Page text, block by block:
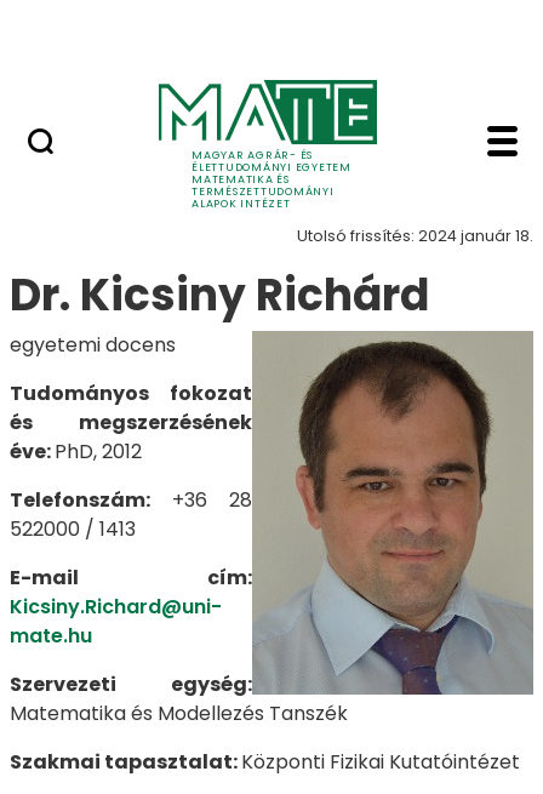
MAGYAR AGRÁR- ÉS
ÉLETTUDOMÁNYI EGYETEM
MATEMATIKA ÉS
TERMÉSZETTUDOMÁNYI
ALAPOK INTÉZET
Kicsiny Richárd -
Munkatársak
Utolsó frissítés: 2024 január 18.
Dr. Kicsiny Richárd
egyetemi docens
Tudományos fokozat
és megszerzésének
éve:PhD, 2012
Telefonszám: +36 28
522000 / 1413
E-mail cím:
Kicsiny.Richard@uni-
mate.hu
Szervezeti egység:
Matematika és Modellezés Tanszék
Szakmai tapasztalat:Központi Fizikai Kutatóintézet